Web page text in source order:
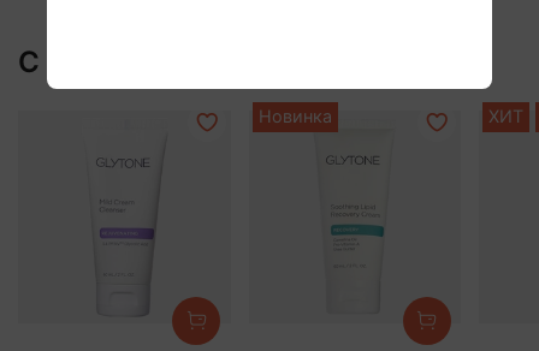
С этим покупают:
Новинка ХИТ